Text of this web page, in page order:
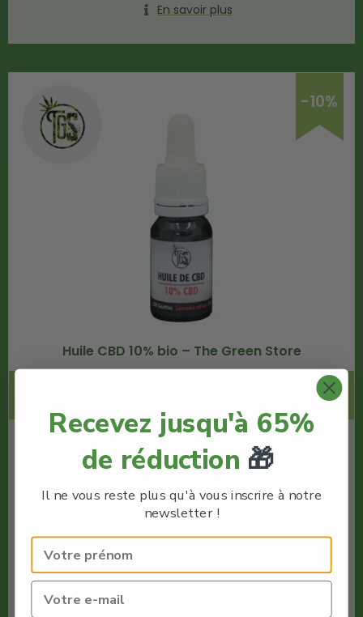
En savoir plus
-10%
Huile CBD 10% bio – The Green Store
€ 44.95
The Green Store
Meilleure Huile cannabidiol
Recevez jusqu'à 65%
de réduction 🎁
Il ne vous reste plus qu'à vous inscrire à notre
newsletter !